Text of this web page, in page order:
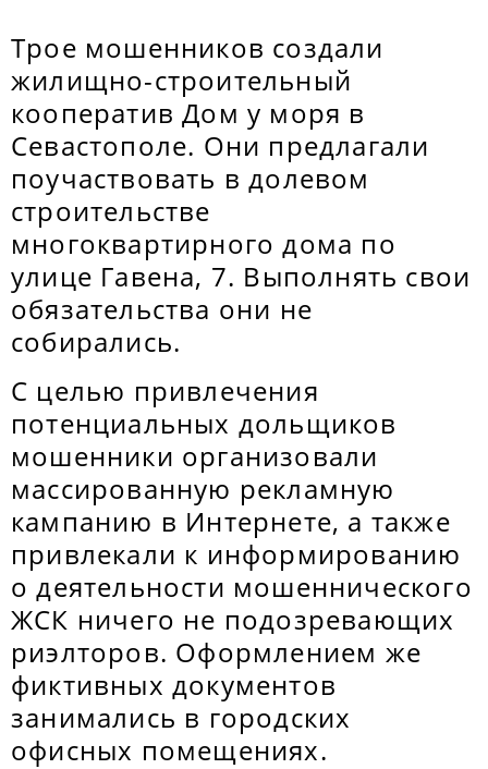
Трое мошенников создали
жилищно-строительный
кооператив Дом у моря в
Севастополе. Они предлагали
поучаствовать в долевом
строительстве
многоквартирного дома по
улице Гавена, 7. Выполнять свои
обязательства они не
собирались.
С целью привлечения
потенциальных дольщиков
мошенники организовали
массированную рекламную
кампанию в Интернете, а также
привлекали к информированию
о деятельности мошеннического
ЖСК ничего не подозревающих
риэлторов. Оформлением же
фиктивных документов
занимались в городских
офисных помещениях.